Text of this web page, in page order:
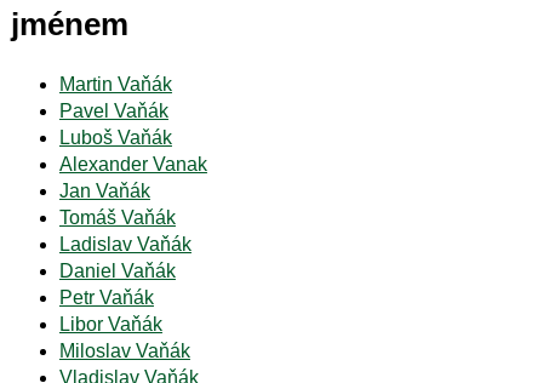
jménem
Martin Vaňák
Pavel Vaňák
Luboš Vaňák
Alexander Vanak
Jan Vaňák
Tomáš Vaňák
Ladislav Vaňák
Daniel Vaňák
Petr Vaňák
Libor Vaňák
Miloslav Vaňák
Vladislav Vaňák